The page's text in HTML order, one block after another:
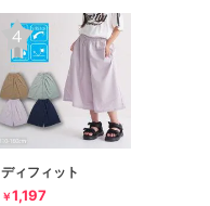
ディフィット
￥1,197